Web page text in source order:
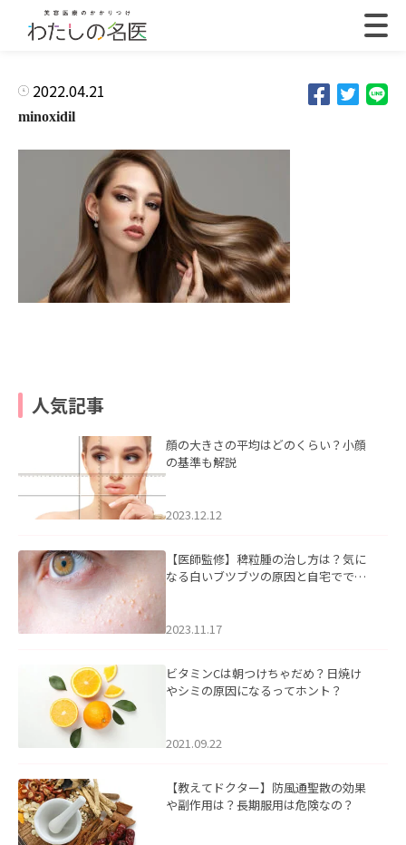
2022.04.21
minoxidil
人気記事
顔の大きさの平均はどのくらい？小顔
の基準も解説
2023.12.12
【医師監修】稗粒腫の治し方は？気に
なる白いブツブツの原因と自宅ででき
2023.11.17
ビタミンCは朝つけちゃだめ？日焼け
やシミの原因になるってホント？
2021.09.22
【教えてドクター】防風通聖散の効果
や副作用は？長期服用は危険なの？